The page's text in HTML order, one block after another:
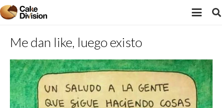
Me dan like, luego existo